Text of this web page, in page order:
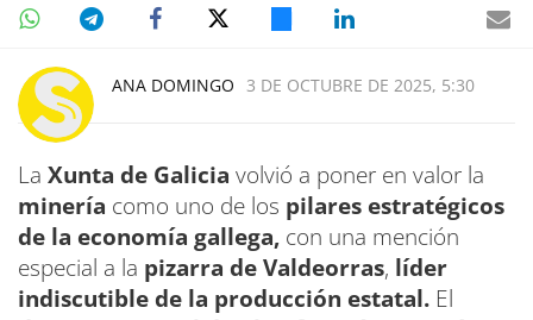
ANA DOMINGO 3 DE OCTUBRE DE 2025, 5:30
La Xunta de Galicia volvió a poner en valor la
minería como uno de los pilares estratégicos
de la economía gallega, con una mención
especial a la pizarra de Valdeorras, líder
indiscutible de la producción estatal. El